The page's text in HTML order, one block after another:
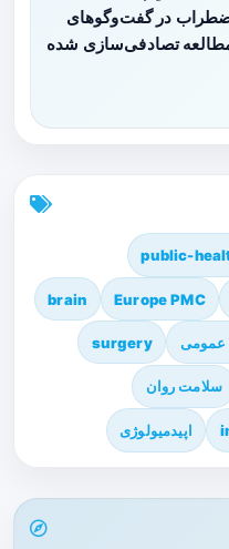
در گفت‌وگوهای
تصادفی‌سازی شده
public-
Europe PMC
brain
عمومی surgery
سلامت روان
اپیدمیولوژی